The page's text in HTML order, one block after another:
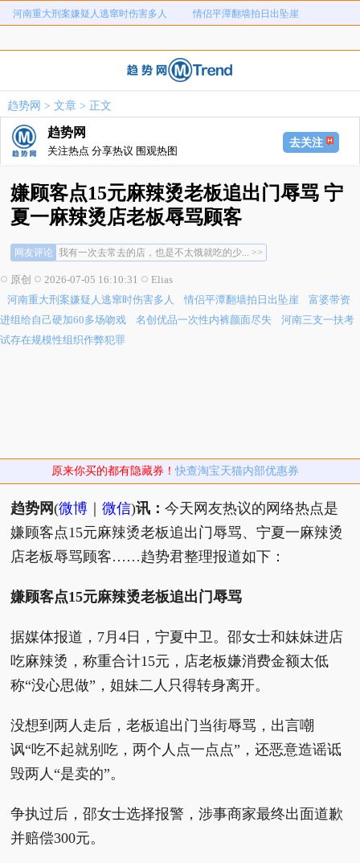
河南重大刑案嫌疑人逃窜时伤害多人 情侣平潭翻墙拍日出坠崖
河南三支一扶考试存在规模性组织作 1岁宝宝碰坏纸巾盒三亚酒店索赔924
26岁女儿谈47岁妈妈突然产女
河南重大刑案嫌疑人逃窜时伤害多人 情侣平潭翻墙拍日出坠崖
富婆带资进组给自己硬加60多场吻戏
河南三支一扶考试存在规模性组织作
弊犯罪
1岁宝宝碰坏纸巾盒三亚酒店索赔924
元
女子开一天一夜空调后二氧化碳中毒 国企拖欠3700万致市政工程停工
趋势网 > 文章> 正文
趋势网
关注热点 分享热议 围观热图
去关注
嫌顾客点15元麻辣烫老板追出门辱骂 宁
夏一麻辣烫店老板辱骂顾客
网友评论
怎么想的，还追出去骂，和气生财不懂吗... >>
我有一次去常去的店，也是不太饿就吃的少... >>
商家想白送300元就明说... >>
我有一次去常去的店，也是不太饿就吃的少... >>
原创 2026-07-05 16:10:31
Elias
河南重大刑案嫌疑人逃窜时伤害多人
情侣平潭翻墙拍日出坠崖
富婆带资
进组给自己硬加60多场吻戏
名创优品一次性内裤颜面尽失
河南三支一扶考
试存在规模性组织作弊犯罪
原来你买的都有隐藏券！快查淘宝天猫内部优惠券
趋势网(微博 ｜微信)讯：今天网友热议的网络热点是
嫌顾客点15元麻辣烫老板追出门辱骂、宁夏一麻辣烫
店老板辱骂顾客……趋势君整理报道如下：
嫌顾客点15元麻辣烫老板追出门辱骂
据媒体报道，7月4日，宁夏中卫。邵女士和妹妹进店
吃麻辣烫，称重合计15元，店老板嫌消费金额太低
称“没心思做”，姐妹二人只得转身离开。
没想到两人走后，老板追出门当街辱骂，出言嘲
讽“吃不起就别吃，两个人点一点点”，还恶意造谣诋
毁两人“是卖的”。
争执过后，邵女士选择报警，涉事商家最终出面道歉
并赔偿300元。